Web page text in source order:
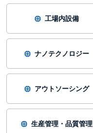
工場内設備
ナノテクノロジー
アウトソーシング
生産管理・品質管理